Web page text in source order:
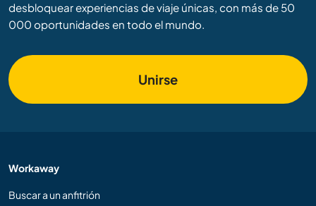
desbloquear experiencias de viaje únicas, con más de 50
000 oportunidades en todo el mundo.
Unirse
Workaway
Buscar a un anfitrión